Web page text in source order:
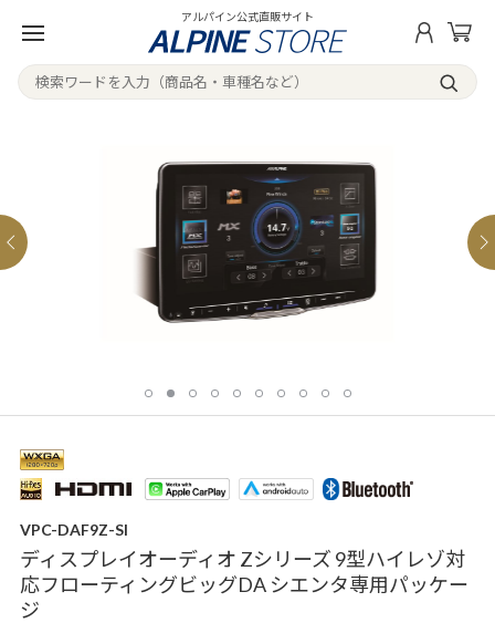
アルパイン公式直販サイト
VPC-DAF9Z-SI
ディスプレイオーディオ Zシリーズ 9型ハイレゾ対
応フローティングビッグDA シエンタ専用パッケー
ジ